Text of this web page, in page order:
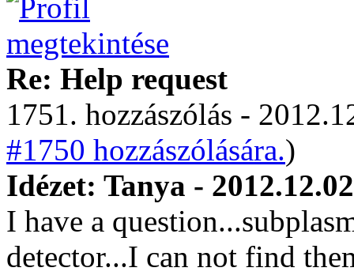
Re: Help request
1751. hozzászólás -
#1750 hozzászólására.)
Idézet: Tanya -
I have a
detector...I can not find